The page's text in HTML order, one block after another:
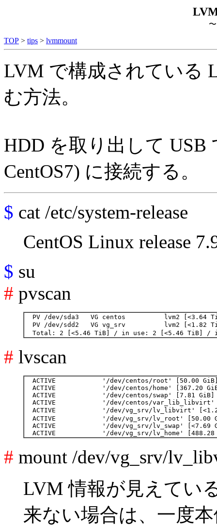
TOP > tips > lvmmount
LVM で構成されている
む方法。
HDD を取り出して USB
CentOS7) に接続する。
$ cat /etc/system-release
CentOS Linux release
$ su
# pvscan
PV /dev/sda3   VG centos          lvm2 [<3.64
PV /dev/sdd2   VG vg_srv          lvm2
# lvscan
ACTIVE            '/dev/centos/root' [50.00
ACTIVE            '/dev/centos/home' [367.20
ACTIVE            '/dev/centos/swap' [7.81 GiB]
ACTIVE            '/dev/centos/
ACTIVE            '/dev/vg_srv/
ACTIVE            '/dev/vg_srv/lv_root' [50.00
ACTIVE            '/dev/vg_srv/lv_swap' [<7.69
# mount /dev/vg_srv/
LVM 情報が見えてい
来ない場合は、一度